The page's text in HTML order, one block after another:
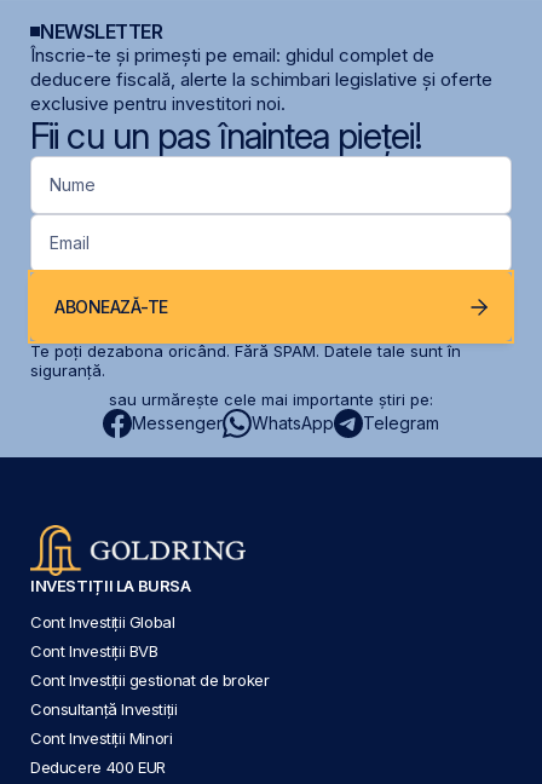
NEWSLETTER
Înscrie-te și primești pe email: ghidul complet de
deducere fiscală, alerte la schimbari legislative și oferte
exclusive pentru investitori noi.
Fii cu un pas înaintea pieței!
Nume
Email
ABONEAZĂ-TE
Te poți dezabona oricând. Fără SPAM. Datele tale sunt în
siguranță.
sau urmărește cele mai importante știri pe:
Messenger WhatsApp Telegram
INVESTIȚII LA BURSA
Cont Investiții Global
Cont Investiții BVB
Cont Investiții gestionat de broker
Consultanță Investiții
Cont Investiții Minori
Deducere 400 EUR